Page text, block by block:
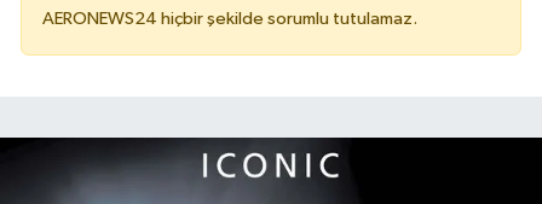
AERONEWS24 hiçbir şekilde sorumlu tutulamaz.